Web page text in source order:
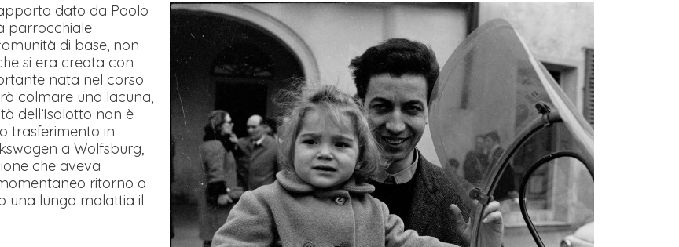
dato da Paolo
parrocchiale
di base, non
si era creata con
nata nel corso
colmare una lacuna,
dell’Isolotto non è
trasferimento in
a Wolfsburg,
che aveva
ritorno a
una lunga malattia il